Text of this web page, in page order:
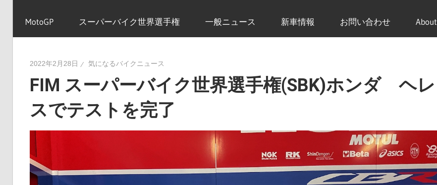
イ
ニ
ュ
ー
MotoGP スーパーバイク世界選手権 一般ニュース 新車情報 お問い合わせ About
2022年2月28日 気になるバイクニュース
FIM スーパーバイク世界選手権(SBK)ホンダ ヘレ
スでテストを完了